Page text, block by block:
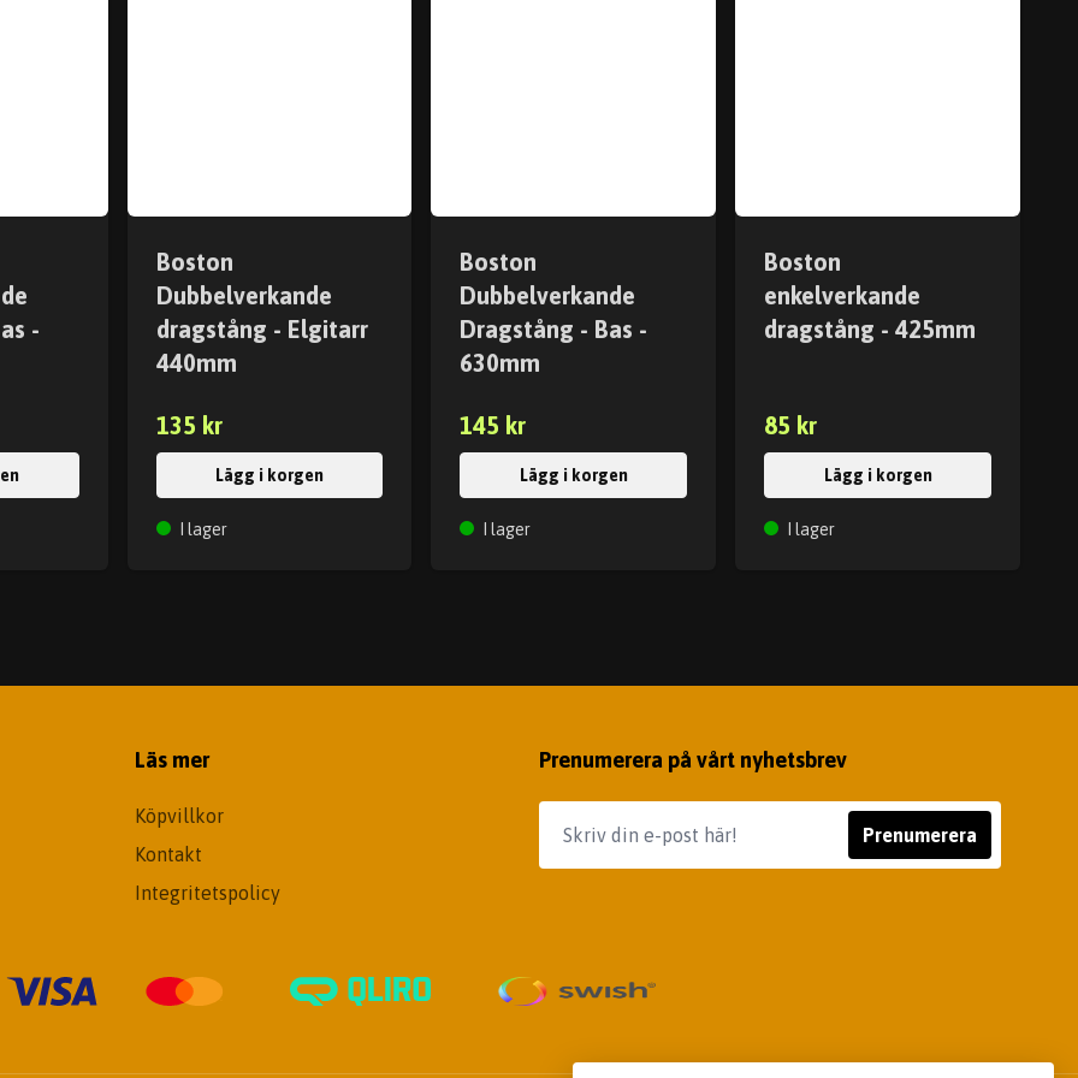
-
Boston
Dubbelverkande
dragstång - Elgitarr
440mm
135 kr
Lägg i korgen
I lager
Boston
Dubbelverkande
Dragstång - Bas -
630mm
145 kr
Lägg i korgen
I lager
Boston
enkelverkande
dragstång - 425mm
85 kr
Lägg i korgen
I lager
Läs mer
Köpvillkor
Kontakt
Integritetspolicy
Prenumerera på vårt nyhetsbrev
Prenumerera